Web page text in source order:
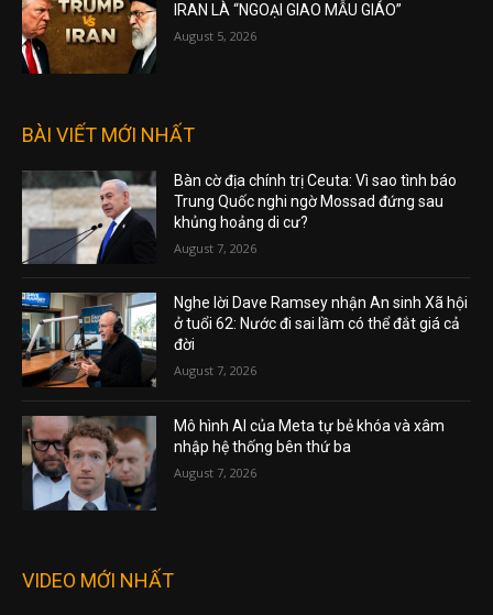
IRAN LÀ “NGOẠI GIAO MẪU GIÁO”
August 5, 2026
BÀI VIẾT MỚI NHẤT
Bàn cờ địa chính trị Ceuta: Vì sao tình báo
Trung Quốc nghi ngờ Mossad đứng sau
khủng hoảng di cư?
August 7, 2026
Nghe lời Dave Ramsey nhận An sinh Xã hội
ở tuổi 62: Nước đi sai lầm có thể đắt giá cả
đời
August 7, 2026
Mô hình AI của Meta tự bẻ khóa và xâm
nhập hệ thống bên thứ ba
August 7, 2026
VIDEO MỚI NHẤT